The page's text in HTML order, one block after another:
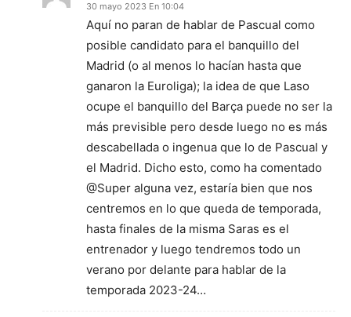
30 mayo 2023 En 10:04
Aquí no paran de hablar de Pascual como
posible candidato para el banquillo del
Madrid (o al menos lo hacían hasta que
ganaron la Euroliga); la idea de que Laso
ocupe el banquillo del Barça puede no ser la
más previsible pero desde luego no es más
descabellada o ingenua que lo de Pascual y
el Madrid. Dicho esto, como ha comentado
@Super alguna vez, estaría bien que nos
centremos en lo que queda de temporada,
hasta finales de la misma Saras es el
entrenador y luego tendremos todo un
verano por delante para hablar de la
temporada 2023-24…